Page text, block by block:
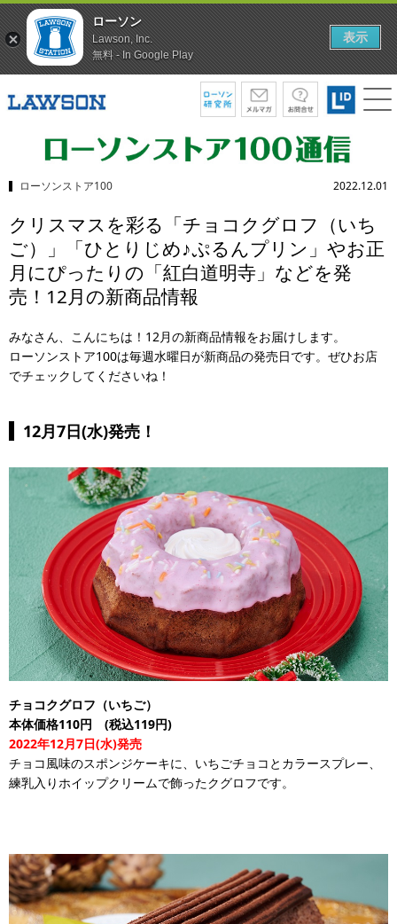
ローソンストア100 2022.12.01
クリスマスを彩る「チョコクグロフ（いち
ご）」「ひとりじめ♪ぷるんプリン」やお正
月にぴったりの「紅白道明寺」などを発
売！12月の新商品情報
みなさん、こんにちは！12月の新商品情報をお届けします。
ローソンストア100は毎週水曜日が新商品の発売日です。ぜひお店
でチェックしてくださいね！
12月7日(水)発売！
チョコクグロフ（いちご）
本体価格110円 (税込119円)
2022年12月7日(水)発売
チョコ風味のスポンジケーキに、いちごチョコとカラースプレー、
練乳入りホイップクリームで飾ったクグロフです。
ローソン
Lawson, Inc.
無料 - In Google Play
表示